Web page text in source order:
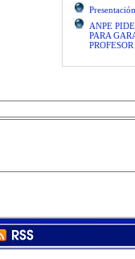
ANPE
PARA
PROFESOR